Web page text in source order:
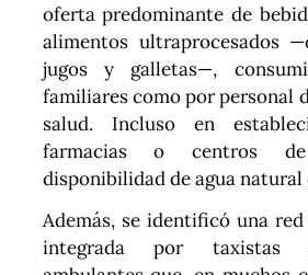
oferta predominante de
alimentos ultraprocesados
jugos y galletas—,
familiares como por personal
salud. Incluso en
farmacias o centros
disponibilidad de agua natural
Además, se identificó una
integrada por taxistas